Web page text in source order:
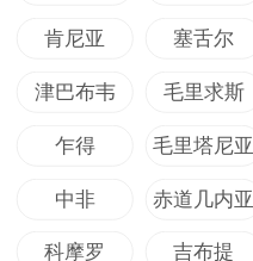
肯尼亚 塞舌尔
津巴布韦 毛里求斯
乍得 毛里塔尼亚
中非 赤道几内亚
科摩罗 吉布提